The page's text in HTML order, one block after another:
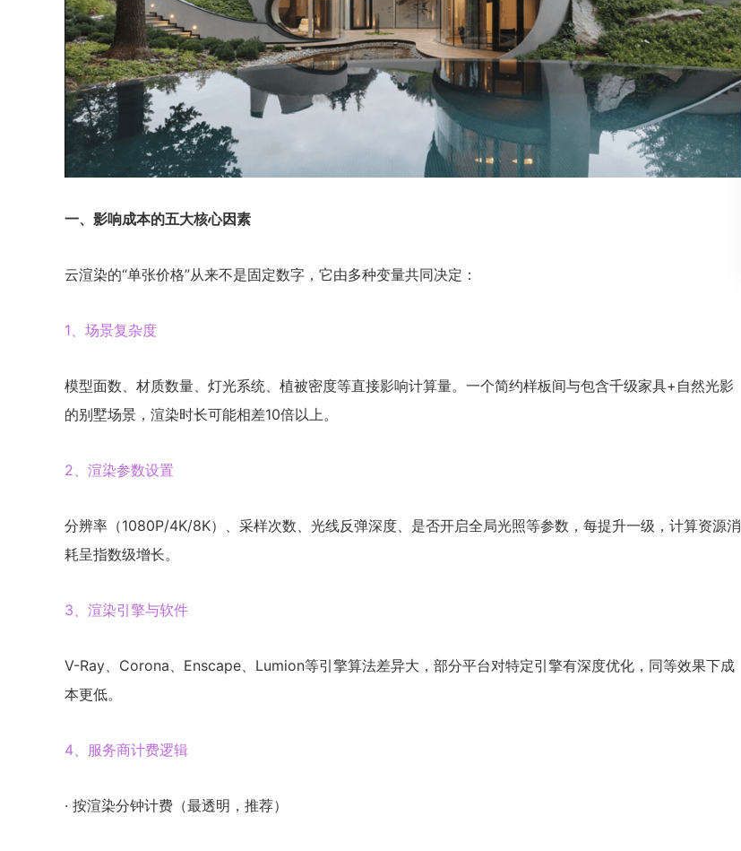
一、影响成本的五大核心因素
云渲染的“单张价格”从来不是固定数字，它由多种变量共同决定：
1、场景复杂度
模型面数、材质数量、灯光系统、植被密度等直接影响计算量。一个简约样板间与包含千级家具+自然光影
的别墅场景，渲染时长可能相差10倍以上。
2、渲染参数设置
分辨率（1080P/4K/8K）、采样次数、光线反弹深度、是否开启全局光照等参数，每提升一级，计算资源消
耗呈指数级增长。
3、渲染引擎与软件
V-Ray、Corona、Enscape、Lumion等引擎算法差异大，部分平台对特定引擎有深度优化，同等效果下成
本更低。
4、服务商计费逻辑
· 按渲染分钟计费（最透明，推荐）